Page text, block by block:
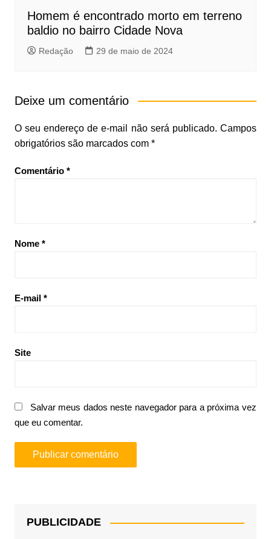
Homem é encontrado morto em terreno
baldio no bairro Cidade Nova
Redação 29 de maio de 2024
Deixe um comentário
O seu endereço de e-mail não será publicado. Campos
obrigatórios são marcados com *
Comentário *
Nome *
E-mail *
Site
Salvar meus dados neste navegador para a próxima vez
que eu comentar.
PUBLICIDADE